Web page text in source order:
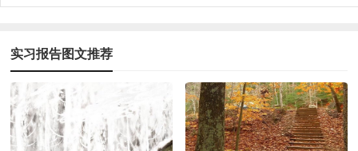
实习报告图文推荐